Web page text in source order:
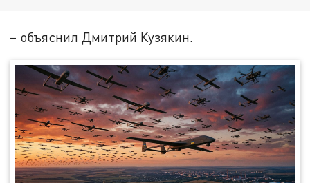
– объяснил Дмитрий Кузякин.